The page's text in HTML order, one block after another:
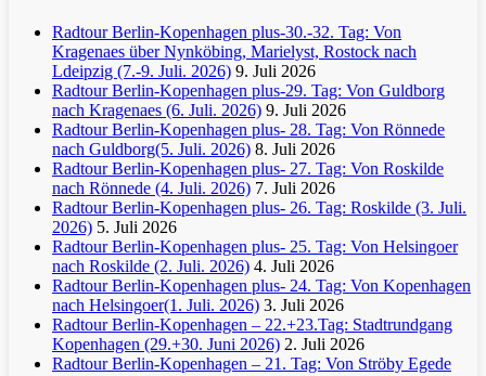
Radtour Berlin-Kopenhagen plus-30.-32. Tag: Von
Kragenaes über Nynköbing, Marielyst, Rostock nach
Ldeipzig (7.-9. Juli. 2026) 9. Juli 2026
Radtour Berlin-Kopenhagen plus-29. Tag: Von Guldborg
nach Kragenaes (6. Juli. 2026) 9. Juli 2026
Radtour Berlin-Kopenhagen plus- 28. Tag: Von Rönnede
nach Guldborg(5. Juli. 2026) 8. Juli 2026
Radtour Berlin-Kopenhagen plus- 27. Tag: Von Roskilde
nach Rönnede (4. Juli. 2026) 7. Juli 2026
Radtour Berlin-Kopenhagen plus- 26. Tag: Roskilde (3. Juli.
2026) 5. Juli 2026
Radtour Berlin-Kopenhagen plus- 25. Tag: Von Helsingoer
nach Roskilde (2. Juli. 2026) 4. Juli 2026
Radtour Berlin-Kopenhagen plus- 24. Tag: Von Kopenhagen
nach Helsingoer(1. Juli. 2026) 3. Juli 2026
Radtour Berlin-Kopenhagen – 22.+23.Tag: Stadtrundgang
Kopenhagen (29.+30. Juni 2026) 2. Juli 2026
Radtour Berlin-Kopenhagen – 21. Tag: Von Ströby Egede